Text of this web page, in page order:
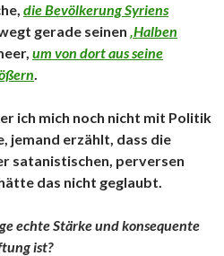
die Bevölkerung Syriens
gerade seinen ‚Halben
um von dort aus seine
.
ich mich noch nicht mit Politik
jemand erzählt, dass die
satanistischen, perversen
das nicht geglaubt.
echte Stärke und konsequente
ist?